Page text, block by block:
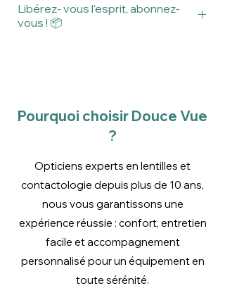
Lire attentivement la notice avant
utilisation.
l’emballage avant l'utilisation d’un
Libérez- vous l'esprit, abonnez-
vous ! 📦
Pourquoi choisir Douce Vue
?
Opticiens experts en lentilles et
contactologie depuis plus de 10 ans,
nous vous garantissons une
expérience réussie : confort, entretien
facile et accompagnement
personnalisé pour un équipement en
toute sérénité.